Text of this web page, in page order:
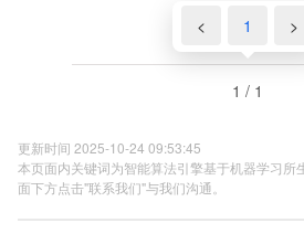
< 1 >
1 / 1
更新时间 2025-10-24 09:53:45
本页面内关键词为智能算法引擎基于机器学习所
面下方点击"联系我们"与我们沟通。